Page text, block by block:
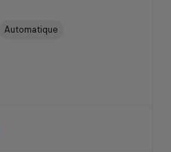
Automatique